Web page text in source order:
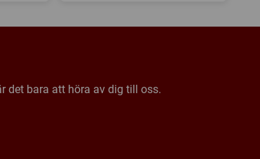
det bara att höra av dig till oss.